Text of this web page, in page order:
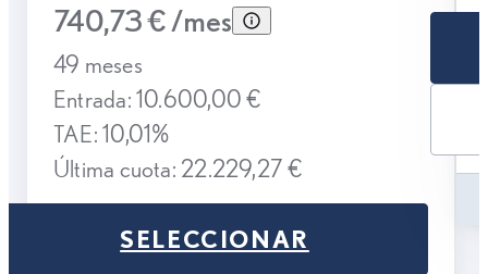
740,73 € /mes
49 meses
Entrada: 10.600,00 €
TAE: 10,01%
Última cuota: 22.229,27 €
SELECCIONAR